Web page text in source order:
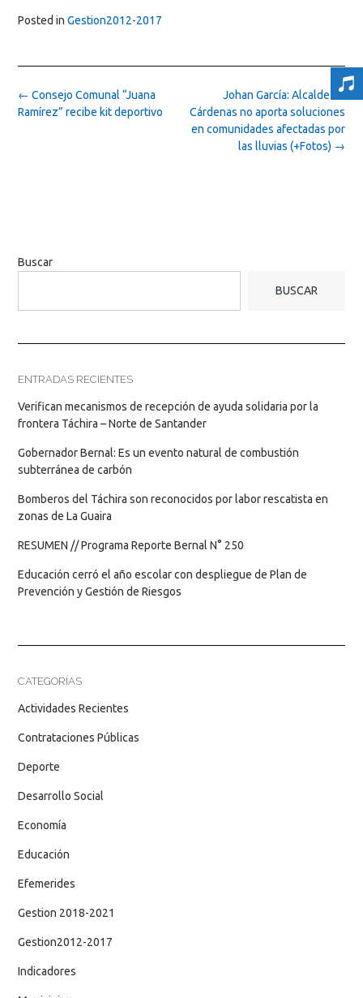
Posted in Gestion2012-2017
Post
navigation
Johan García: Alcalde de
Cárdenas no aporta soluciones
en comunidades afectadas por
las lluvias (+Fotos) →
← Consejo Comunal “Juana
Ramírez” recibe kit deportivo
Buscar
BUSCAR
ENTRADAS RECIENTES
Verifican mecanismos de recepción de ayuda solidaria por la
frontera Táchira – Norte de Santander
Gobernador Bernal: Es un evento natural de combustión
subterránea de carbón
Bomberos del Táchira son reconocidos por labor rescatista en
zonas de La Guaira
RESUMEN // Programa Reporte Bernal N° 250
Educación cerró el año escolar con despliegue de Plan de
Prevención y Gestión de Riesgos
CATEGORÍAS
Actividades Recientes
Contrataciones Públicas
Deporte
Desarrollo Social
Economía
Educación
Efemerides
Gestion 2018-2021
Gestion2012-2017
Indicadores